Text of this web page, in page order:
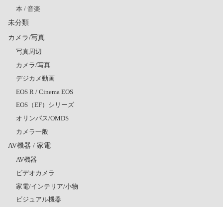
本 / 音楽
未分類
カメラ/写真
写真周辺
カメラ/写真
デジカメ動画
EOS R / Cinema EOS
EOS（EF）シリーズ
オリンパス/OMDS
カメラ一般
AV機器 / 家電
AV機器
ビデオカメラ
家電/インテリア/小物
ビジュアル機器